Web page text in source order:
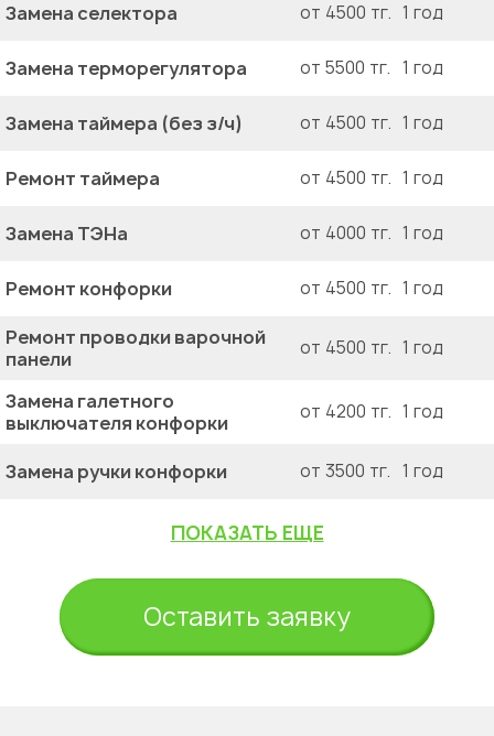
Замена селектора от 4500 тг. 1 год
Замена терморегулятора от 5500 тг. 1 год
Замена таймера (без з/ч) от 4500 тг. 1 год
Ремонт таймера от 4500 тг. 1 год
Замена ТЭНа от 4000 тг. 1 год
Ремонт конфорки от 4500 тг. 1 год
Ремонт проводки варочной
панели
от 4500 тг. 1 год
Замена галетного
выключателя конфорки
от 4200 тг. 1 год
Замена ручки конфорки от 3500 тг. 1 год
ПОКАЗАТЬ ЕЩЕ
Оставить заявку